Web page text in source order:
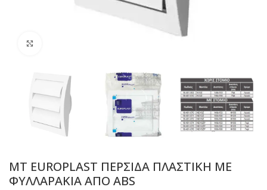
MT EUROPLAST ΠΕΡΣΙΔΑ ΠΛΑΣΤΙΚΗ ΜΕ
ΦΥΛΛΑΡΑΚΙΑ ΑΠΟ ABS